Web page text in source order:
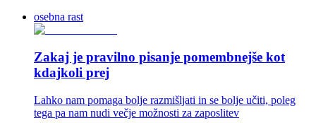
osebna rast
Zakaj je pravilno pisanje pomembnejše kot
kdajkoli prej
Lahko nam pomaga bolje razmišljati in se bolje učiti, poleg
tega pa nam nudi večje možnosti za zaposlitev